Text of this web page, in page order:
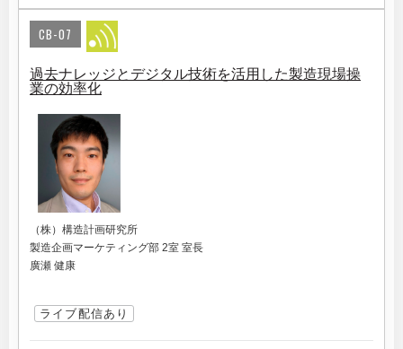
CB-07
過去ナレッジとデジタル技術を活用した製造現場操
業の効率化
（株）構造計画研究所
製造企画マーケティング部 2室 室長
廣瀬 健康
ライブ配信あり